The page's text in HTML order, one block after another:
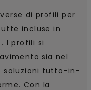
di profili per
incluse in
I profili si
sia nel
soluzioni tutto-in-
Con la